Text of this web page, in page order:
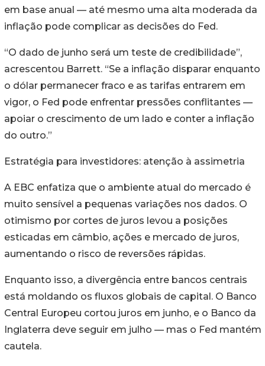
em base anual — até mesmo uma alta moderada da
inflação pode complicar as decisões do Fed.
“O dado de junho será um teste de credibilidade”,
acrescentou Barrett. “Se a inflação disparar enquanto
o dólar permanecer fraco e as tarifas entrarem em
vigor, o Fed pode enfrentar pressões conflitantes —
apoiar o crescimento de um lado e conter a inflação
do outro.”
Estratégia para investidores: atenção à assimetria
A EBC enfatiza que o ambiente atual do mercado é
muito sensível a pequenas variações nos dados. O
otimismo por cortes de juros levou a posições
esticadas em câmbio, ações e mercado de juros,
aumentando o risco de reversões rápidas.
Enquanto isso, a divergência entre bancos centrais
está moldando os fluxos globais de capital. O Banco
Central Europeu cortou juros em junho, e o Banco da
Inglaterra deve seguir em julho — mas o Fed mantém
cautela.